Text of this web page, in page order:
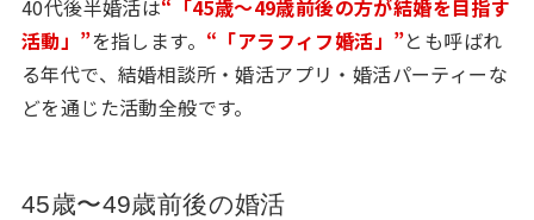
40代後半婚活は“「45歳〜49歳前後の方が結婚を目指す
活動」”を指します。 “「アラフィフ婚活」”とも呼ばれ
る年代で、結婚相談所・婚活アプリ・婚活パーティーな
どを通じた活動全般です。
45歳〜49歳前後の婚活